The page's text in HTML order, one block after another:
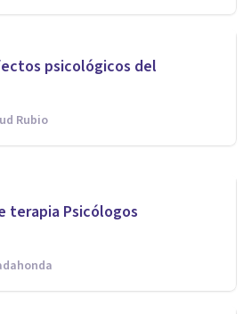
psicológicos del
Rubio
te indican
al psicólogo
terapia Psicólogos